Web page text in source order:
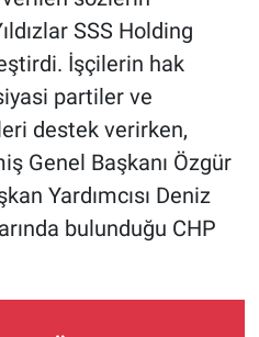
SSS Holding
İşçilerin hak
partiler ve
destek verirken,
Genel Başkanı Özgür
Yardımcısı Deniz
bulunduğu CHP